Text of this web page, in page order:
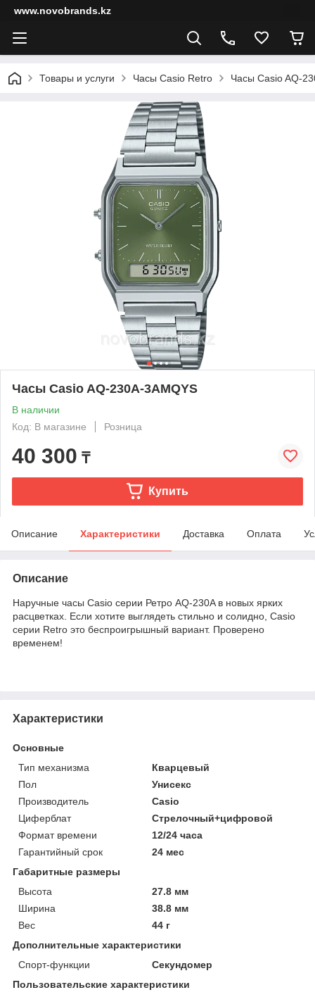
www.novobrands.kz
Товары и услуги Часы Casio Retro Часы Casio AQ-
Часы Casio AQ-230A-3AMQYS
В наличии
Код: В магазине
Розница
40 300 ₸
Купить
Описание Характеристики Доставка Оплата
Описание
Наручные часы Casio серии Ретро AQ-230A в новых ярких
расцветках. Если хотите выглядеть стильно и солидно, Casio
серии Retro это беспроигрышный вариант. Проверено
временем!
Характеристики
Основные
Тип механизма
Кварцевый
Пол
Унисекс
Производитель
Casio
Циферблат
Стрелочный+цифровой
Формат времени
12/24 часа
Гарантийный срок
24 мес
Габаритные размеры
Высота
27.8 мм
Ширина
38.8 мм
Вес
44 г
Дополнительные характеристики
Спорт-функции
Секундомер
Пользовательские характеристики